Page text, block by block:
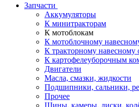
Запчасти
Аккумуляторы
К минитракторам
К мотоблокам
К мотоблочному
К тракторному навесному
К картофелеуборочным
Двигатели
Масла, смазки, жидкости
Подшипники, сальники,
Прочее
Шины, камеры, диски,